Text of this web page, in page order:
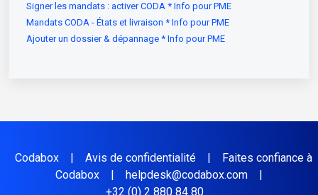
Signer les mandats : activer CODA * Info pour PME
Mandats CODA - États et livraison * Info pour PME
Ajouter un dossier & dépannage * Info pour PME
Codabox | Avis de confidentialité |
Faites confiance à
Codabox
| helpdesk@codabox.com
|
+32 (0) 2 880 84 80